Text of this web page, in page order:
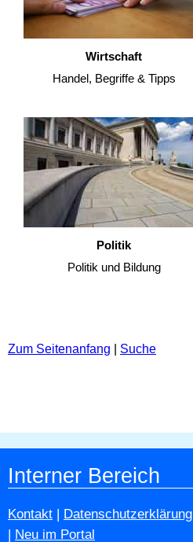
Wirtschaft
Handel, Begriffe & Tipps
Politik
Politik und Bildung
Zum Seitenanfang Suche
Interner Bereich
Kontakt Datenschutzerklärung
Neu im Portal